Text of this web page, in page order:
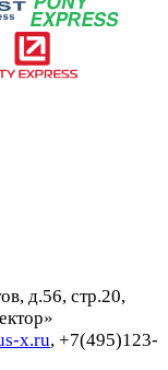
д.56, стр.20,
x.ru, +7(495)123-